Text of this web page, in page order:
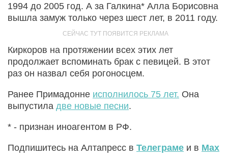
1994 до 2005 год. А за Галкина* Алла Борисовна
вышла замуж только через шест лет, в 2011 году.
Киркоров на протяжении всех этих лет
продолжает вспоминать брак с певицей. В этот
раз он назвал себя рогоносцем.
Ранее Примадонне исполнилось 75 лет. Она
выпустила две новые песни.
* - признан иноагентом в РФ.
Подпишитесь на Алтапресс в Телеграме и в Max